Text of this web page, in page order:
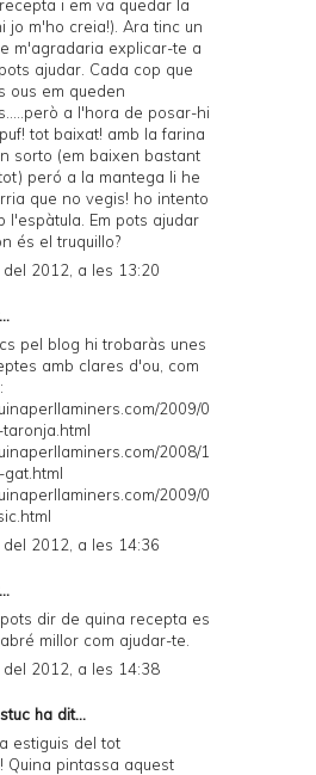
i em va quedar la
jo m'ho creia!). Ara tinc un
m'agradaria explicar-te a
ajudar. Cada cop que
ous em queden
a l'hora de posar-hi
tot baixat! amb la farina
sorto (em baixen bastant
peró a la mantega li he
que no vegis! ho intento
l'espàtula. Em pots ajudar
és el truquillo?
2012, a les 13:20
pel blog hi trobaràs unes
amb clares d'ou, com
2009/0
2008/1
2009/0
2012, a les 14:36
dir de quina recepta es
millor com ajudar-te.
2012, a les 14:38
ha dit...
estiguis del tot
Quina pintassa aquest